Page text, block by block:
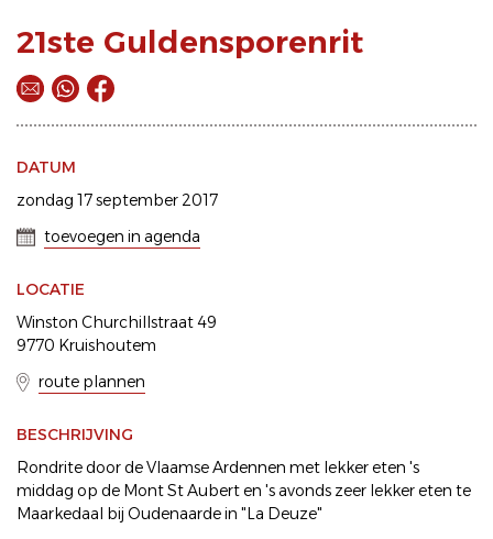
21ste Guldensporenrit
DATUM
zondag 17 september 2017
toevoegen in agenda
LOCATIE
Winston Churchillstraat 49
9770 Kruishoutem
route plannen
BESCHRIJVING
Rondrite door de Vlaamse Ardennen met lekker eten 's
middag op de Mont St Aubert en 's avonds zeer lekker eten te
Maarkedaal bij Oudenaarde in "La Deuze"